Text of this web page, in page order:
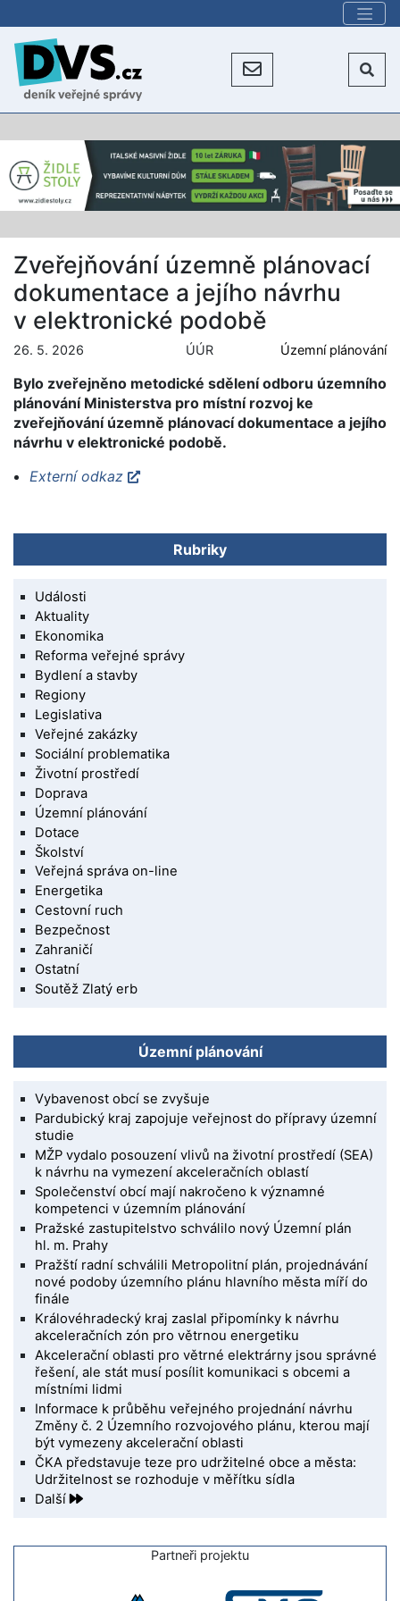
Zveřejňování územně plánovací
dokumentace a jejího návrhu
v elektronické podobě
26. 5. 2026 ÚÚR Územní plánování
Bylo zveřejněno metodické sdělení odboru územního
plánování Ministerstva pro místní rozvoj ke
zveřejňování územně plánovací dokumentace a jejího
návrhu v elektronické podobě.
Externí odkaz
Rubriky
Události
Aktuality
Ekonomika
Reforma veřejné správy
Bydlení a stavby
Regiony
Legislativa
Veřejné zakázky
Sociální problematika
Životní prostředí
Doprava
Územní plánování
Dotace
Školství
Veřejná správa on-line
Energetika
Cestovní ruch
Bezpečnost
Zahraničí
Ostatní
Soutěž Zlatý erb
Územní plánování
Vybavenost obcí se zvyšuje
Pardubický kraj zapojuje veřejnost do přípravy územní
studie
MŽP vydalo posouzení vlivů na životní prostředí (SEA)
k návrhu na vymezení akceleračních oblastí
Společenství obcí mají nakročeno k významné
kompetenci v územním plánování
Pražské zastupitelstvo schválilo nový Územní plán
hl. m. Prahy
Pražští radní schválili Metropolitní plán, projednávání
nové podoby územního plánu hlavního města míří do
finále
Královéhradecký kraj zaslal připomínky k návrhu
akceleračních zón pro větrnou energetiku
Akcelerační oblasti pro větrné elektrárny jsou správné
řešení, ale stát musí posílit komunikaci s obcemi a
místními lidmi
Informace k průběhu veřejného projednání návrhu
Změny č. 2 Územního rozvojového plánu, kterou mají
být vymezeny akcelerační oblasti
ČKA představuje teze pro udržitelné obce a města:
Udržitelnost se rozhoduje v měřítku sídla
Další
Partneři projektu